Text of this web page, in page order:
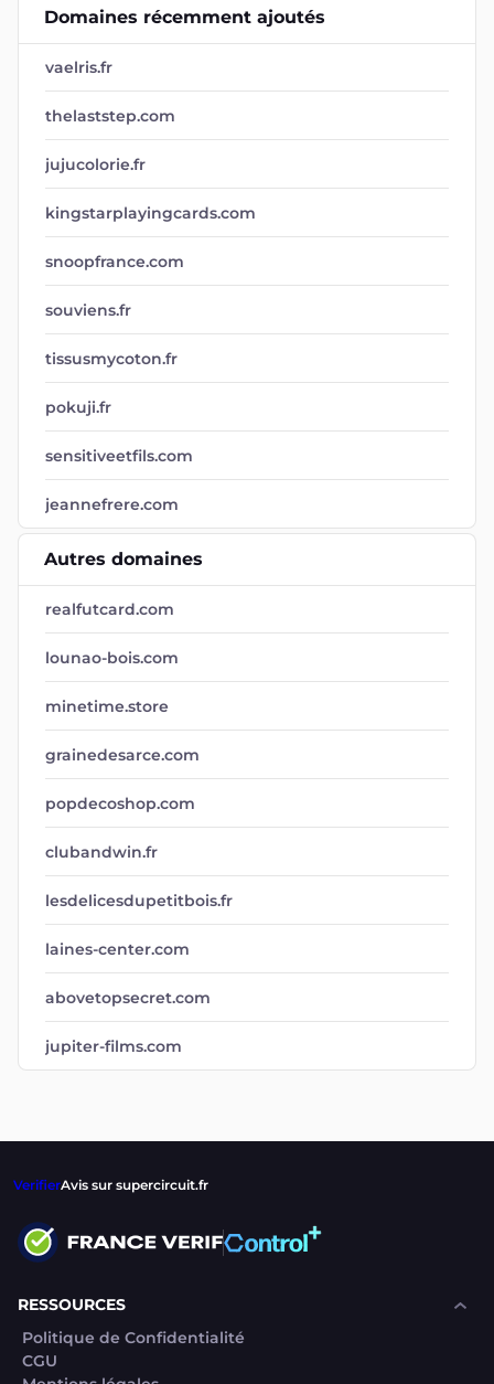
Domaines récemment ajoutés
vaelris.fr
thelaststep.com
jujucolorie.fr
kingstarplayingcards.com
snoopfrance.com
souviens.fr
tissusmycoton.fr
pokuji.fr
sensitiveetfils.com
jeannefrere.com
Autres domaines
realfutcard.com
lounao-bois.com
minetime.store
grainedesarce.com
popdecoshop.com
clubandwin.fr
lesdelicesdupetitbois.fr
laines-center.com
abovetopsecret.com
jupiter-films.com
VerifierAvis sur supercircuit.fr
RESSOURCES
Politique de Confidentialité
CGU